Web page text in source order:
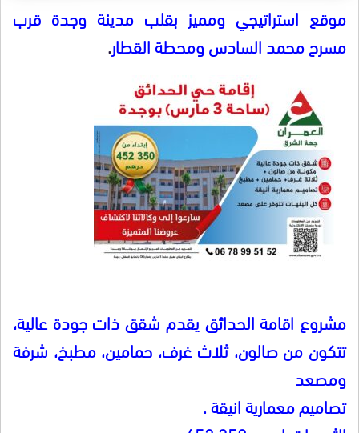
موقع استراتيجي ومميز بقلب مدينة وجدة قرب
مسرح محمد السادس ومحطة القطار.
مشروع اقامة الحدائق يقدم شقق ذات جودة عالية،
تتكون من صالون، ثلاث غرف، حمامين، مطبخ، شرفة
ومصعد
تصاميم معمارية انيقة .